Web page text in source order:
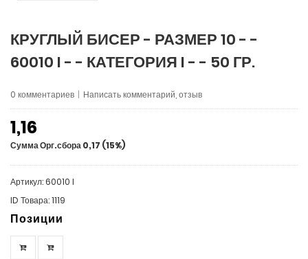
КРУГЛЫЙ БИСЕР - РАЗМЕР 10 - -
60010 I - - КАТЕГОРИЯ I - - 50 ГР.
0 комментариев | Написать комментарий, отзыв
1,16
Сумма Орг.сбора 0,17 (15%)
Артикул: 60010 I
ID Товара: 1119
Позиции